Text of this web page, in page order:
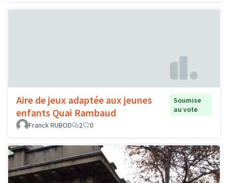
Aire de jeux adaptée aux jeunes
enfants Quai Rambaud
Soumise
au vote
Franck RUBOD
2 0